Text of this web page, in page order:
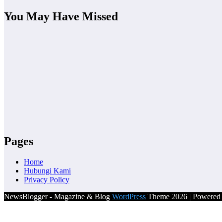
You May Have Missed
Pages
Home
Hubungi Kami
Privacy Policy
NewsBlogger - Magazine & Blog WordPress Theme 2026 |